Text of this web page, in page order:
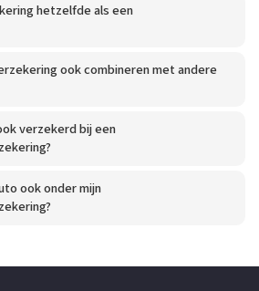
hetzelfde als een
ook combineren met andere
verzekerd bij een
ook onder mijn